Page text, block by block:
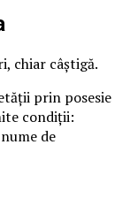
chiar câștigă.
prin posesie
condiții:
de